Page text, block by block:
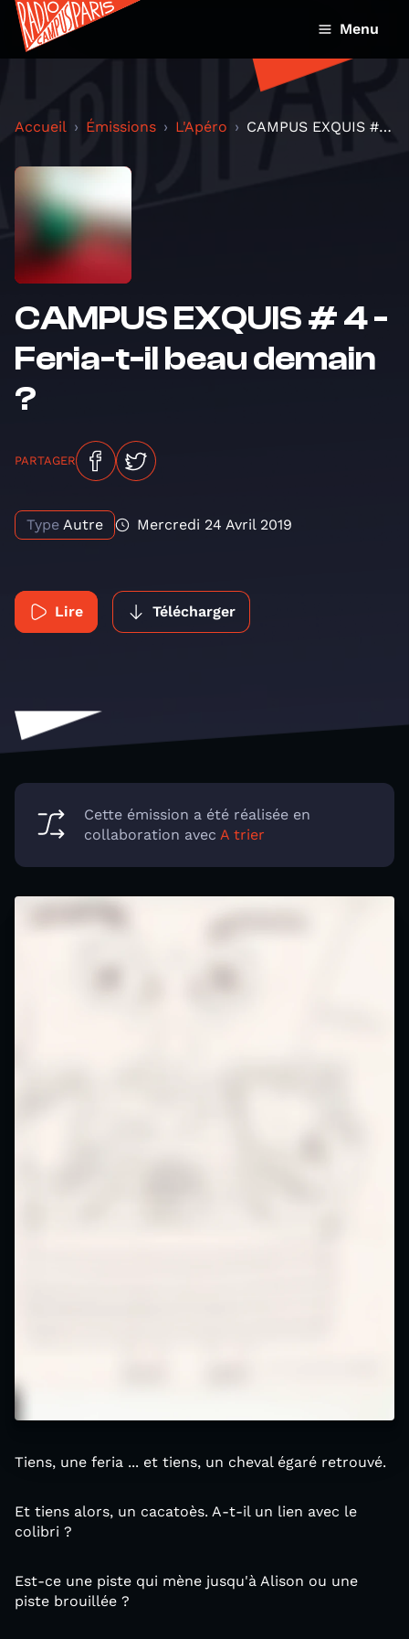
Menu
Accueil Émissions L'Apéro CAMPUS EXQUIS # 4 - Feria-t-il beau demain ?
CAMPUS EXQUIS # 4 -
Feria-t-il beau demain
?
PARTAGER
Type Autre Mercredi 24 Avril 2019
Lire Télécharger
Cette émission a été réalisée en
collaboration avec A trier
Tiens, une feria ... et tiens, un cheval égaré retrouvé.
Et tiens alors, un cacatoès. A-t-il un lien avec le
colibri ?
Est-ce une piste qui mène jusqu'à Alison ou une
piste brouillée ?